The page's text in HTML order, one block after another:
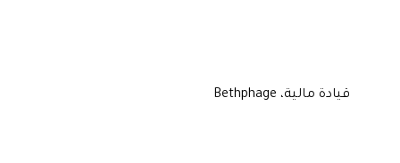
قيادة مالية، Bethphage